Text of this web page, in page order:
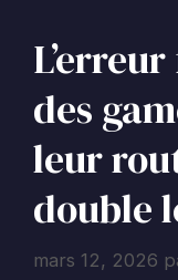
des
leur
double
mars 12, 2026